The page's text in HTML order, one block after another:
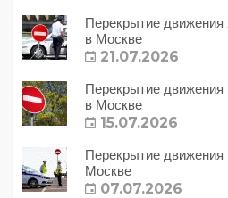
Перекрытие движения
в Москве
21.07.2026
Перекрытие движения
в Москве
15.07.2026
Перекрытие движения
Москве
07.07.2026